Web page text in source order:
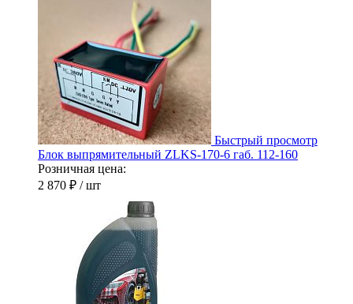
Быстрый просмотр
Блок выпрямительный ZLKS-170-6 габ. 112-160
Розничная цена:
2 870 ₽ / шт